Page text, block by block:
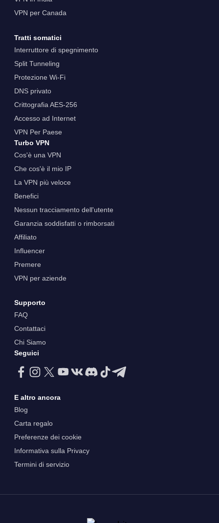
VPN per Canada
Tratti somatici
Interruttore di spegnimento
Split Tunneling
Protezione Wi-Fi
DNS privato
Crittografia AES-256
Accesso ad Internet
VPN Per Paese
Turbo VPN
Cos'è una VPN
Che cos'è il mio IP
La VPN più veloce
Benefici
Nessun tracciamento dell'utente
Garanzia soddisfatti o rimborsati
Affiliato
Influencer
Premere
VPN per aziende
Supporto
FAQ
Contattaci
Chi Siamo
Seguici
E altro ancora
Blog
Carta regalo
Preferenze dei cookie
Informativa sulla Privacy
Termini di servizio